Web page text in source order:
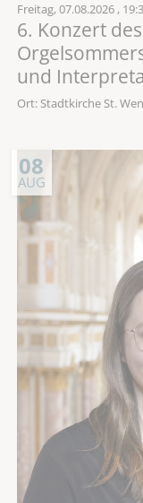
Freitag,07.08.2026 ,
6. Konzert
und
Ort: Stadtkirche St.
08
AUG